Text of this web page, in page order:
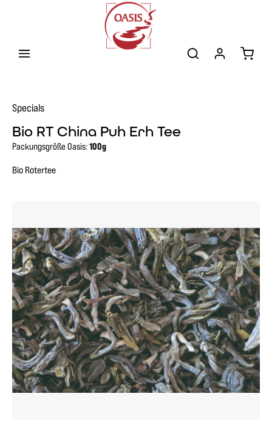
Specials
Bio RT China Puh Erh Tee
Packungsgröße Oasis:100g
Bio Rotertee